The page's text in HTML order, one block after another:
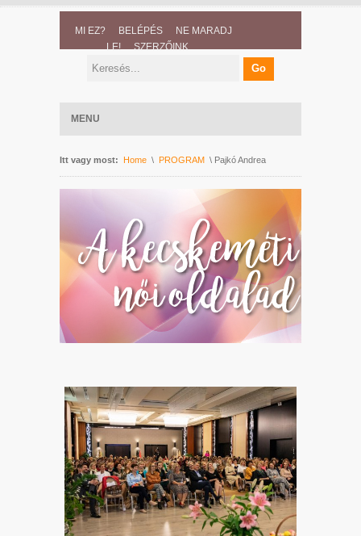
MI EZ? BELÉPÉS
NE MARADJ
LE!
SZERZŐINK
MENU
Itt vagy most: Home \ PROGRAM \ Pajkó Andrea